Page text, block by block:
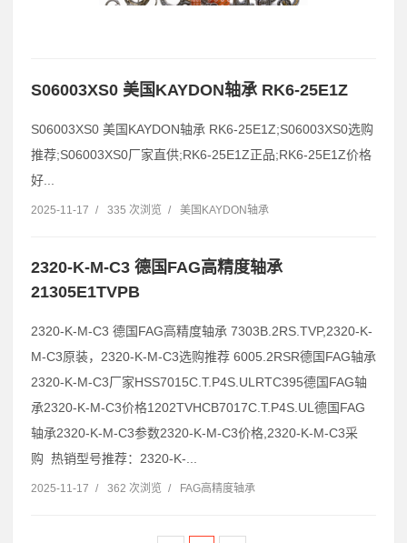
S06003XS0 美国KAYDON轴承 RK6-25E1Z
S06003XS0 美国KAYDON轴承 RK6-25E1Z;S06003XS0选购
推荐;S06003XS0厂家直供;RK6-25E1Z正品;RK6-25E1Z价格
好...
2025-11-17 / 335 次浏览 / 美国KAYDON轴承
2320-K-M-C3 德国FAG高精度轴承
21305E1TVPB
2320-K-M-C3 德国FAG高精度轴承 7303B.2RS.TVP,2320-K-
M-C3原装，2320-K-M-C3选购推荐 6005.2RSR德国FAG轴承
2320-K-M-C3厂家HSS7015C.T.P4S.ULRTC395德国FAG轴
承2320-K-M-C3价格1202TVHCB7017C.T.P4S.UL德国FAG
轴承2320-K-M-C3参数2320-K-M-C3价格,2320-K-M-C3采
购 热销型号推荐：2320-K-...
2025-11-17 / 362 次浏览 / FAG高精度轴承